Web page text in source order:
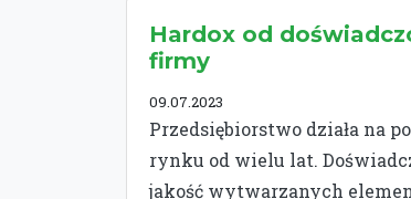
Hardox od
firmy
09.07.2023
Przedsiębiorstwo działa na
rynku od wielu lat.
jakość wytwarzanych